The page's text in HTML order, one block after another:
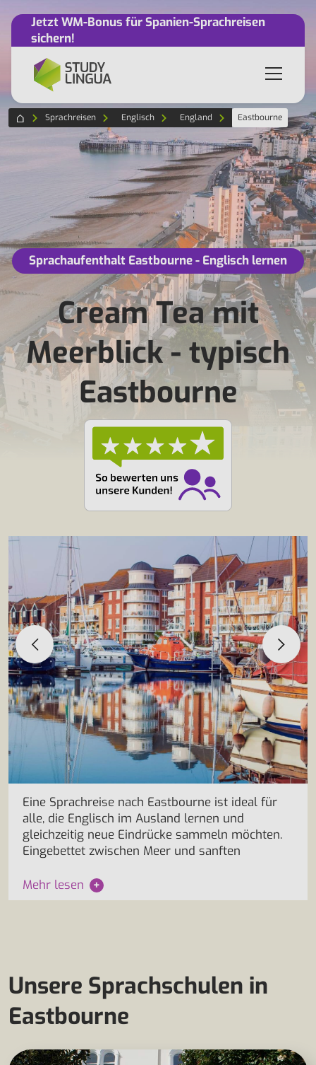
Jetzt WM-Bonus für Spanien-Sprachreisen
sichern!
Sprachreisen Englisch England Eastbourne
Sprachaufenthalt Eastbourne - Englisch lernen
Cream Tea mit
Meerblick - typisch
Eastbourne
Eine Sprachreise nach Eastbourne ist ideal für
alle, die Englisch im Ausland lernen und
gleichzeitig neue Eindrücke sammeln möchten.
Eingebettet zwischen Meer und sanften
Mehr lesen +
Unsere Sprachschulen in
Eastbourne